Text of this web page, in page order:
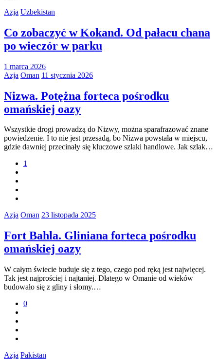
Azja Uzbekistan
Co zobaczyć w Kokand. Od pałacu chana
po wieczór w parku
1 marca 2026
Azja Oman 11 stycznia 2026
Nizwa. Potężna forteca pośrodku
omańskiej oazy
Wszystkie drogi prowadzą do Nizwy, można sparafrazować znane
powiedzenie. I to nie jest przesadą, bo Nizwa powstała w miejscu,
gdzie dawniej przecinały się kluczowe szlaki handlowe. Jak szlak…
1
Azja Oman 23 listopada 2025
Fort Bahla. Gliniana forteca pośrodku
omańskiej oazy
W całym świecie buduje się z tego, czego pod ręką jest najwięcej.
Tak jest najprościej i najtaniej. Dlatego w Omanie od wieków
budowało się z gliny i słomy.…
0
Azja Pakistan